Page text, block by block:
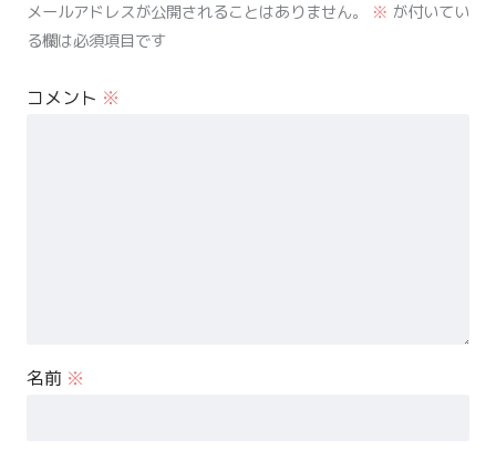
メールアドレスが公開されることはありません。 ※ が付いてい
る欄は必須項目です
コメント ※
名前 ※